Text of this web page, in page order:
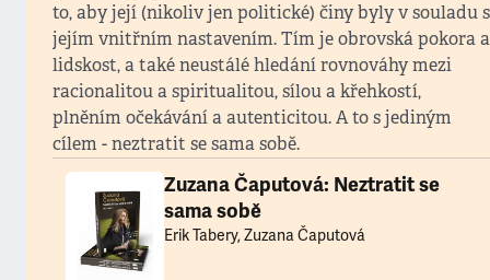
to, aby její (nikoliv jen politické) činy byly v souladu s
jejím vnitřním nastavením. Tím je obrovská pokora a
lidskost, a také neustálé hledání rovnováhy mezi
racionalitou a spiritualitou, sílou a křehkostí,
plněním očekávání a autenticitou. A to s jediným
cílem - neztratit se sama sobě.
Zuzana Čaputová: Neztratit se
sama sobě
Erik Tabery, Zuzana Čaputová